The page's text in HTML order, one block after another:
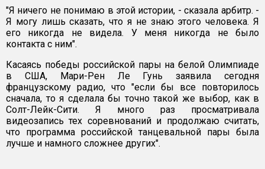
"Я ничего не понимаю в этой истории, - сказала арбитр. -
Я могу лишь сказать, что я не знаю этого человека. Я
его никогда не видела. У меня никогда не было
контакта с ним".
Касаясь победы российской пары на белой Олимпиаде
в США, Мари-Рен Ле Гунь заявила сегодня
французскому радио, что "если бы все повторилось
сначала, то я сделала бы точно такой же выбор, как в
Солт-Лейк-Сити. Я много раз просматривала
видеозапись тех соревнований и продолжаю считать,
что программа российской танцевальной пары была
лучше и намного сложнее других".